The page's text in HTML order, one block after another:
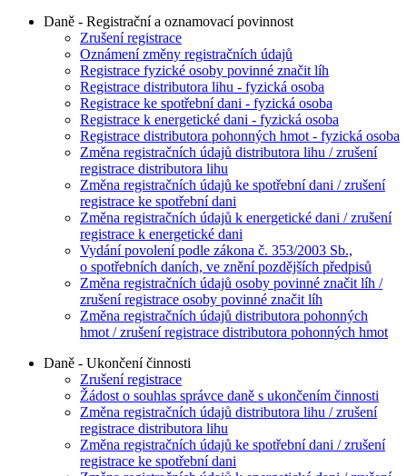
Daně - Registrační a oznamovací povinnost
Zrušení registrace
Oznámení změny registračních údajů
Registrace fyzické osoby povinné značit líh
Registrace distributora lihu - fyzická osoba
Registrace ke spotřební dani - fyzická osoba
Registrace k energetické dani - fyzická osoba
Registrace distributora pohonných hmot - fyzická osoba
Změna registračních údajů distributora lihu / zrušení
registrace distributora lihu
Změna registračních údajů ke spotřební dani / zrušení
registrace ke spotřební dani
Změna registračních údajů k energetické dani / zrušení
registrace k energetické dani
Vydání povolení podle zákona č. 353/2003 Sb.,
o spotřebních daních, ve znění pozdějších předpisů
Změna registračních údajů osoby povinné značit líh /
zrušení registrace osoby povinné značit líh
Změna registračních údajů distributora pohonných
hmot / zrušení registrace distributora pohonných hmot
Daně - Ukončení činnosti
Zrušení registrace
Žádost o souhlas správce daně s ukončením činnosti
Změna registračních údajů distributora lihu / zrušení
registrace distributora lihu
Změna registračních údajů ke spotřební dani / zrušení
registrace ke spotřební dani